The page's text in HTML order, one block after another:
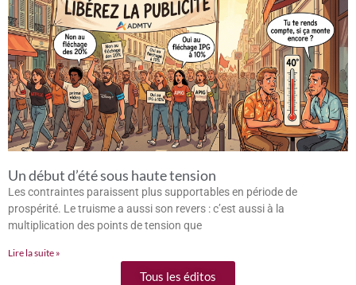
Un début d’été sous haute tension
Les contraintes paraissent plus supportables en période de
prospérité. Le truisme a aussi son revers : c’est aussi à la
multiplication des points de tension que
Lire la suite »
Tous les éditos